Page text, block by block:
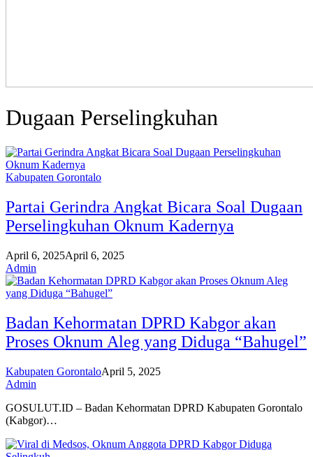
Dugaan Perselingkuhan
Kabupaten Gorontalo
Partai Gerindra Angkat Bicara Soal Dugaan
Perselingkuhan Oknum Kadernya
April 6, 2025April 6, 2025
Admin
Badan Kehormatan DPRD Kabgor akan
Proses Oknum Aleg yang Diduga “Bahugel”
Kabupaten GorontaloApril 5, 2025
Admin
GOSULUT.ID – Badan Kehormatan DPRD Kabupaten Gorontalo
(Kabgor)…